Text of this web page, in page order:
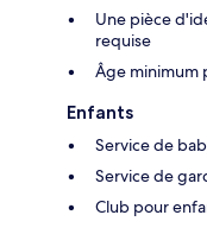
Une pièce
requise
Âge minimum
Enfants
Service de
Service de
Club pour